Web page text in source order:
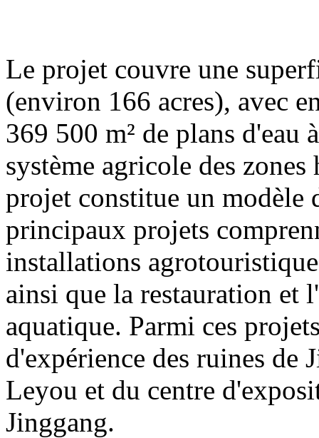
Le projet couvre une
(environ 166 acres), avec
369 500 m² de plans d'eau
système agricole des
projet constitue un modèle
principaux projets
installations
ainsi que la restauration et
aquatique. Parmi ces
d'expérience des ruines de
Leyou et du centre
Jinggang.